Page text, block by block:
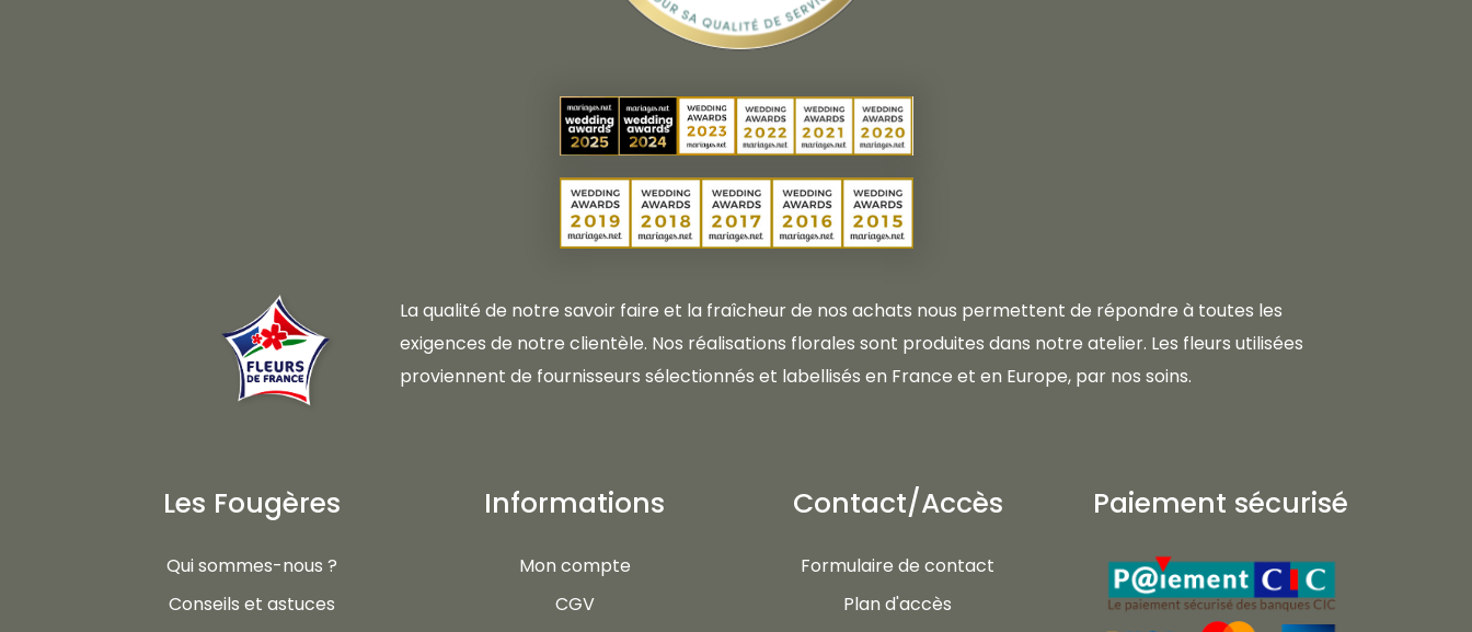
La qualité de notre savoir faire et la fraîcheur de nos achats nous permettent de répondre à toutes les
exigences de notre clientèle. Nos réalisations florales sont produites dans notre atelier. Les fleurs utilisées
proviennent de fournisseurs sélectionnés et labellisés en France et en Europe, par nos soins.
Les Fougères
Qui sommes-nous ?
Conseils et astuces
Informations
Mon compte
CGV
Contact/Accès
Formulaire de contact
Plan d'accès
Paiement sécurisé